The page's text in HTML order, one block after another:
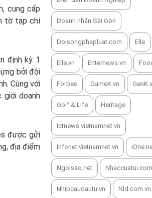
cung cấp
tờ tạp chí
định kỳ 1
bởi đội
Cùng với
doanh
được gửi
địa điểm
Doanh nhân Sài Gòn
Doisongphapluat.com Elle
Elle.vn Enternews.vn
Forbes GameK.vn
Golf & Life Heritage
Ictnews.vietnamnet.vn
Infonet.vietnamnet.vn
Ngoisao.net Nhaccuatui.com
Nhipcaudautu.vn Nld.com.vn